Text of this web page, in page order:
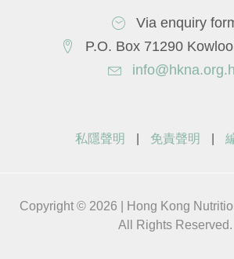
Via enquiry
P.O. Box 71290
私隱聲明 免責聲明
Copyright © 2026 | Hong Kong
All Rights Reserved.